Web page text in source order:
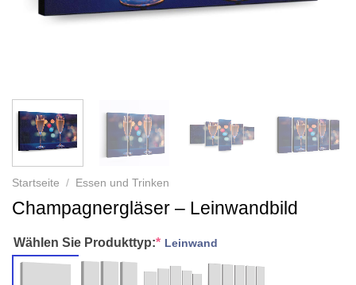
Startseite / Essen und Trinken
Champagnergläser – Leinwandbild
Wählen Sie Produkttyp:* Leinwand